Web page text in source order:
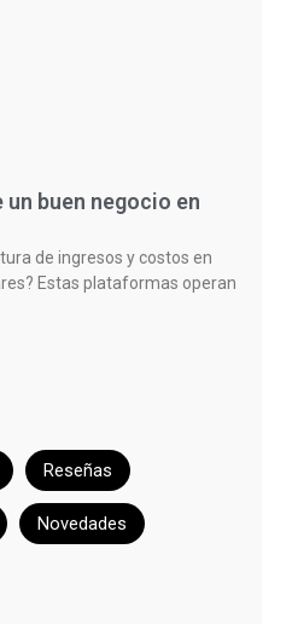
un buen negocio en
de ingresos y costos en
Estas plataformas operan
Reseñas
Novedades